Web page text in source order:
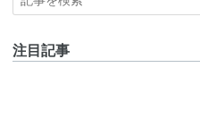
注目記事